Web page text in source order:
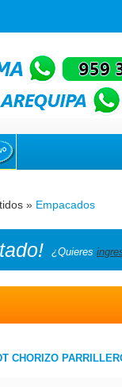
» Empacados
¿Quieres
CHORIZO